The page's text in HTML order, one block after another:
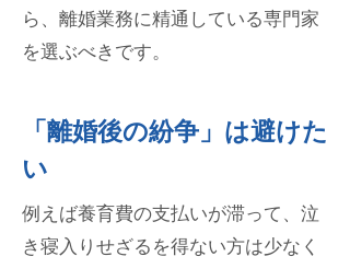
ら、離婚業務に精通している専門家
を選ぶべきです。
「離婚後の紛争」は避けた
い
例えば養育費の支払いが滞って、泣
き寝入りせざるを得ない方は少なく